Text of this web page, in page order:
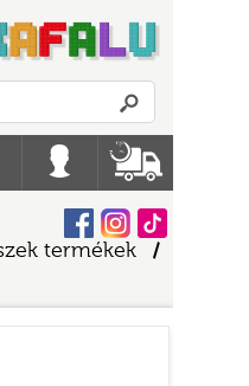
termékek
/